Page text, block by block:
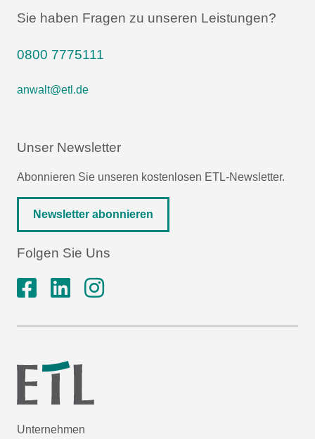
Sie haben Fragen zu unseren Leistungen?
0800 7775111
anwalt@etl.de
Unser Newsletter
Abonnieren Sie unseren kostenlosen ETL-Newsletter.
Newsletter abonnieren
Folgen Sie Uns
Unternehmen